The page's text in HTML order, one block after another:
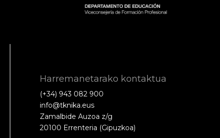
Harremanetarako kontaktua
(+34) 943 082 900
info@tknika.eus
Zamalbide Auzoa z/g
20100 Errenteria (Gipuzkoa)